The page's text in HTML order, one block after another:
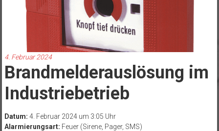
4. Februar 2024
Brandmelderauslösung im
Industriebetrieb
Datum: 4. Februar 2024 um 3:05 Uhr
Alarmierungsart: Feuer (Sirene, Pager, SMS)